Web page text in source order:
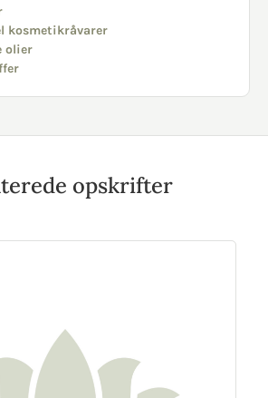
kosmetikråvarer
olier
opskrifter